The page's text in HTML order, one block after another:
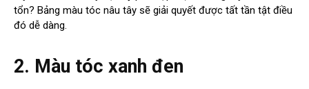
tổn? Bảng màu tóc nâu tây sẽ giải quyết được tất tần tật điều
đó dễ dàng.
2. Màu tóc xanh đen